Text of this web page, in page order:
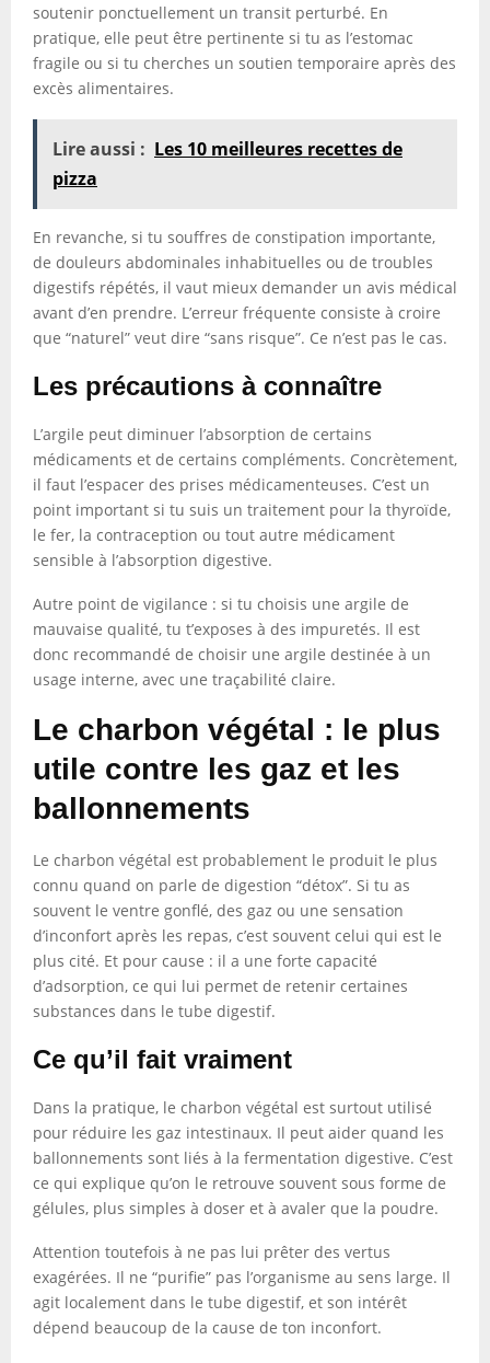
soutenir ponctuellement un transit perturbé. En
pratique, elle peut être pertinente si tu as l’estomac
fragile ou si tu cherches un soutien temporaire après des
excès alimentaires.
Lire aussi : Les 10 meilleures recettes de
pizza
En revanche, si tu souffres de constipation importante,
de douleurs abdominales inhabituelles ou de troubles
digestifs répétés, il vaut mieux demander un avis médical
avant d’en prendre. L’erreur fréquente consiste à croire
que “naturel” veut dire “sans risque”. Ce n’est pas le cas.
Les précautions à connaître
L’argile peut diminuer l’absorption de certains
médicaments et de certains compléments. Concrètement,
il faut l’espacer des prises médicamenteuses. C’est un
point important si tu suis un traitement pour la thyroïde,
le fer, la contraception ou tout autre médicament
sensible à l’absorption digestive.
Autre point de vigilance : si tu choisis une argile de
mauvaise qualité, tu t’exposes à des impuretés. Il est
donc recommandé de choisir une argile destinée à un
usage interne, avec une traçabilité claire.
Le charbon végétal : le plus
utile contre les gaz et les
ballonnements
Le charbon végétal est probablement le produit le plus
connu quand on parle de digestion “détox”. Si tu as
souvent le ventre gonflé, des gaz ou une sensation
d’inconfort après les repas, c’est souvent celui qui est le
plus cité. Et pour cause : il a une forte capacité
d’adsorption, ce qui lui permet de retenir certaines
substances dans le tube digestif.
Ce qu’il fait vraiment
Dans la pratique, le charbon végétal est surtout utilisé
pour réduire les gaz intestinaux. Il peut aider quand les
ballonnements sont liés à la fermentation digestive. C’est
ce qui explique qu’on le retrouve souvent sous forme de
gélules, plus simples à doser et à avaler que la poudre.
Attention toutefois à ne pas lui prêter des vertus
exagérées. Il ne “purifie” pas l’organisme au sens large. Il
agit localement dans le tube digestif, et son intérêt
dépend beaucoup de la cause de ton inconfort.